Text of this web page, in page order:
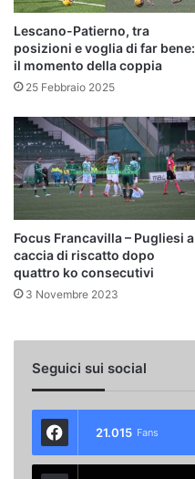
Lescano-Patierno, tra
posizioni e voglia di far bene:
il momento della coppia
25 Febbraio 2025
Focus Francavilla – Pugliesi a
caccia di riscatto dopo
quattro ko consecutivi
3 Novembre 2023
Seguici sui social
21.015 Fans